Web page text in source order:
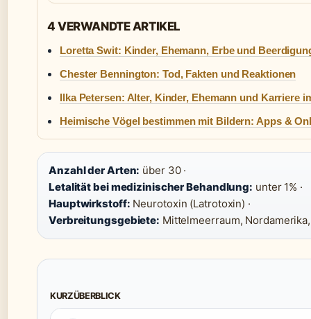
4 VERWANDTE ARTIKEL
Loretta Swit: Kinder, Ehemann, Erbe und
Chester Bennington: Tod, Fakten und Reaktionen
Ilka Petersen: Alter, Kinder, Ehemann und Karriere
Heimische Vögel bestimmen mit Bildern: Apps &
Anzahl der Arten: über 30 ·
Letalität bei medizinischer Behandlung: unter 1% ·
Hauptwirkstoff: Neurotoxin (Latrotoxin) ·
Verbreitungsgebiete: Mittelmeerraum,
KURZÜBERBLICK